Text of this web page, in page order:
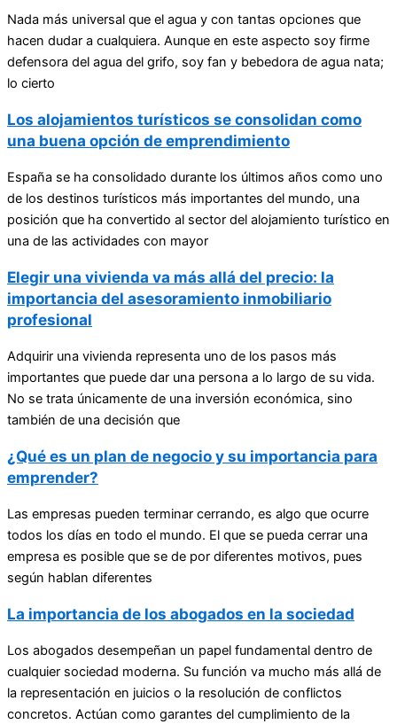
Nada más universal que el agua y con tantas opciones que
hacen dudar a cualquiera. Aunque en este aspecto soy firme
defensora del agua del grifo, soy fan y bebedora de agua nata;
lo cierto
Los alojamientos turísticos se consolidan como
una buena opción de emprendimiento
España se ha consolidado durante los últimos años como uno
de los destinos turísticos más importantes del mundo, una
posición que ha convertido al sector del alojamiento turístico en
una de las actividades con mayor
Elegir una vivienda va más allá del precio: la
importancia del asesoramiento inmobiliario
profesional
Adquirir una vivienda representa uno de los pasos más
importantes que puede dar una persona a lo largo de su vida.
No se trata únicamente de una inversión económica, sino
también de una decisión que
¿Qué es un plan de negocio y su importancia para
emprender?
Las empresas pueden terminar cerrando, es algo que ocurre
todos los días en todo el mundo. El que se pueda cerrar una
empresa es posible que se de por diferentes motivos, pues
según hablan diferentes
La importancia de los abogados en la sociedad
Los abogados desempeñan un papel fundamental dentro de
cualquier sociedad moderna. Su función va mucho más allá de
la representación en juicios o la resolución de conflictos
concretos. Actúan como garantes del cumplimiento de la